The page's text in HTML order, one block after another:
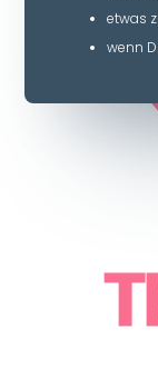
etwas
wenn